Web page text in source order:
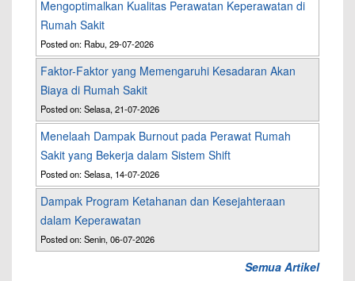
Mengoptimalkan Kualitas Perawatan Keperawatan di
Rumah Sakit
Posted on: Rabu, 29-07-2026
Faktor-Faktor yang Memengaruhi Kesadaran Akan
Biaya di Rumah Sakit
Posted on: Selasa, 21-07-2026
Menelaah Dampak Burnout pada Perawat Rumah
Sakit yang Bekerja dalam Sistem Shift
Posted on: Selasa, 14-07-2026
Dampak Program Ketahanan dan Kesejahteraan
dalam Keperawatan
Posted on: Senin, 06-07-2026
Semua Artikel